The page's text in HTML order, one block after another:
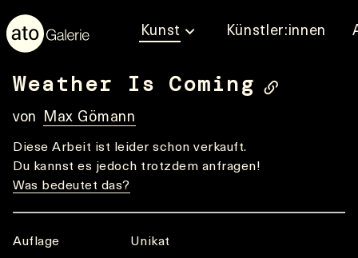
Kunst Künstler:innen
Weather Is Coming
von Max Gömann
Diese Arbeit ist leider schon verkauft.
Du kannst es jedoch trotzdem anfragen!
Was bedeutet das?
Auflage
Unikat